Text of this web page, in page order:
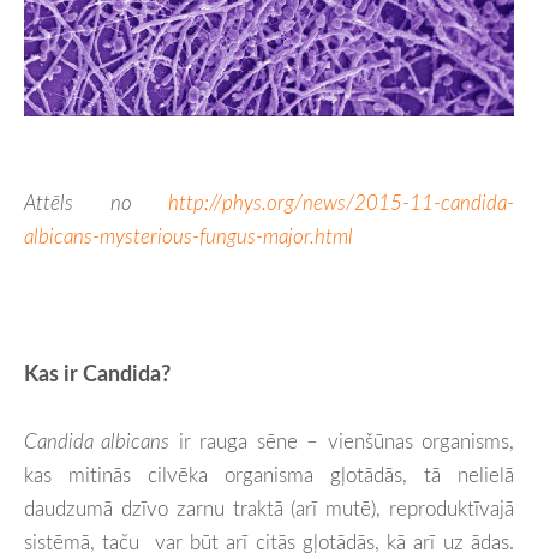
Attēls no http://phys.org/news/2015-11-candida-
albicans-mysterious-fungus-major.html
Kas ir Candida?
Candida albicans ir rauga sēne – vienšūnas organisms,
kas mitinās cilvēka organisma gļotādās, tā nelielā
daudzumā dzīvo zarnu traktā (arī mutē), reproduktīvajā
sistēmā, taču var būt arī citās gļotādās, kā arī uz ādas.